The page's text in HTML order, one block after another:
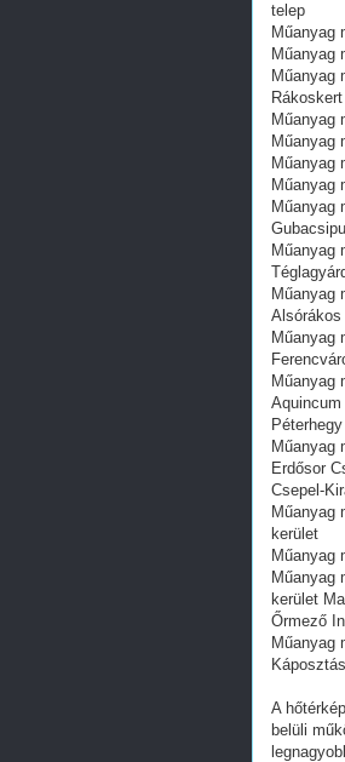
telep
Műanyag
Műanyag
Műanyag
Műanyag
Műanyag
Műanyag
Műanyag
Műanyag
Műanyag
Műanyag
Alsórákos
Műanyag
Műanyag
Műanyag
Erdősor
Csepel-
Műanyag
kerület
Műanyag
Műanyag
kerület
Őrmező
Műanyag
A
belüli